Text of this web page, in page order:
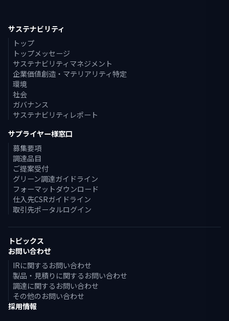
サステナビリティ
トップ
トップメッセージ
サステナビリティマネジメント
企業価値創造・マテリアリティ特定
環境
社会
ガバナンス
サステナビリティレポート
サプライヤー様窓口
募集要項
調達品目
ご提案受付
グリーン調達ガイドライン
フォーマットダウンロード
仕入先CSRガイドライン
取引先ポータルログイン
トピックス
お問い合わせ
IRに関するお問い合わせ
製品・見積りに関するお問い合わせ
調達に関するお問い合わせ
その他のお問い合わせ
採用情報